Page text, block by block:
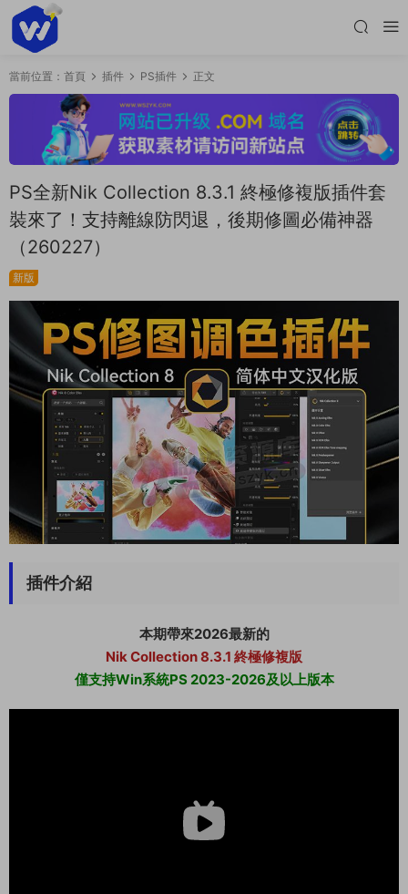
當前位置： 首頁 插件 PS插件 正文
PS全新Nik Collection 8.3.1 終極修複版插件套
裝來了！支持離線防閃退，後期修圖必備神器
（260227）
新版
插件介紹
本期帶來2026最新的
Nik Collection 8.3.1 終極修複版
僅支持Win系統PS 2023-2026及以上版本